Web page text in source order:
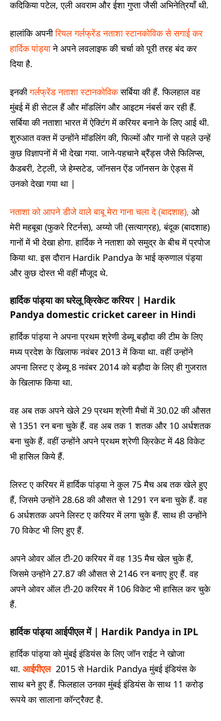
कदिकिया पटेल, एली अवराम और ईशा गुप्ता जैसी अभिनेत्रियाँ थी.
हालांकि अपनीरियल गर्लफ्रेंड नताशा स्टानकोविक से सगाई कर
हार्दिक पांड्याने अपने लवलाइफ की चर्चा को पूरी तरह बंद कर
दिया है.
इनकीगर्लफ्रेंड नताशा स्टानकोविकसर्बिया की हैं. फिलहाल वह
मुंबई में ही सेटल हैं और मॉडलिंग और आइटम नंबर्स कर रही हैं.
सर्बिया की नताशा भारत में ऐक्टिंग में करियर बनाने के लिए आई थी.
शुरुआत वक्त में उन्होंने मॉडलिंग की, फिल्मों और गानों से पहले उन्हें
कुछ विज्ञापनों में भी देखा गया. जाने-पहचाने ब्रैंड्स जैसे फिलिप्स,
कैडबरी, टेट्ली, जे हेम्सटेड, जॉनसन ऐंड जॉनसन के ऐड्स में
उनको देखा गया था |
नताशा को आपने डीजे वाले बाबू मेरा गाना चला दे (बादशाह), ओ
मेरी महबूबा (फुकरे रिटर्नस), अय्यो जी (सत्याग्रह), बंदूक (बादशाह)
गानों में भी देखा होगा. हार्दिक ने नताशा को समुद्र के बीच में प्रपोज
किया था. इस दौरान Hardik Pandya के भाई क्रुणाल पंड्या
और कुछ दोस्त भी वहीं मौजूद थे.
हार्दिक पांड्या का घरेलू क्रिकेट करियर | Hardik
Pandya domestic cricket career in Hindi
हार्दिक पांड्या ने अपना प्रथम श्रेणी डेब्यू बड़ौदा की टीम के लिए
मध्य प्रदेश के खिलाफ नवंबर 2013 में किया था. वहीं उन्होंने
अपना लिस्ट ए डेब्यू 8 नवंबर 2014 को बड़ौदा के लिए ही गुजरात
के खिलाफ किया था.
वह अब तक अपने खेले 29 प्रथम श्रेणी मैचों में 30.02 की औसत
से 1351 रन बना चुके हैं. वह अब तक 1 शतक और 10 अर्धशतक
बना चुके हैं. वहीं उन्होंने अपने प्रथम श्रेणी क्रिकेट में 48 विकेट
भी हासिल किये हैं.
लिस्ट ए करियर में हार्दिक पांड्या ने कुल 75 मैच अब तक खेले हुए
हैं, जिसमे उन्होंने 28.68 की औसत से 1291 रन बना चुके हैं. वह
6 अर्धशतक अपने लिस्ट ए करियर में लगा चुके हैं. साथ ही उन्होंने
70 विकेट भी लिए हुए हैं.
अपने ओवर ऑल टी-20 करियर में वह 135 मैच खेल चुके हैं,
जिसमे उन्होंने 27.87 की औसत से 2146 रन बनाए हुए हैं. वह
अपने ओवर ऑल टी-20 करियर में 106 विकेट भी हासिल कर चुके
हैं.
हार्दिक पांड्या आईपीएल में| Hardik Pandya in IPL
हार्दिक पांड्या को मुंबई इंडियंस के लिए जॉन राईट ने खोजा
था. आईपीएल2015 से Hardik Pandya मुंबई इंडियंस के
साथ बने हुए हैं. फिलहाल उनका मुंबई इंडियंस के साथ 11 करोड़
रूपये का सालाना कॉन्ट्रैक्ट है.